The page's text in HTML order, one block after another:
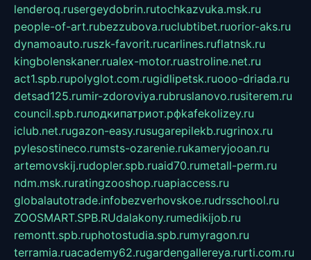
lenderoq.rusergeydobrin.rutochkazvuka.msk.ru
people-of-art.rubezzubova.ruclubtibet.ruorior-aks.ru
dynamoauto.ruszk-favorit.rucarlines.ruflatnsk.ru
kingbolenskaner.rualex-motor.ruastroline.net.ru
act1.spb.rupolyglot.com.rugidlipetsk.ruooo-driada.ru
detsad125.rumir-zdoroviya.rubruslanovo.rusiterem.ru
council.spb.ruлодкипатриот.рфkafekolizey.ru
iclub.net.rugazon-easy.rusugarepilekb.rugrinox.ru
pylesostineco.rumsts-ozarenie.rukameryjooan.ru
artemovskij.rudopler.spb.ruaid70.rumetall-perm.ru
ndm.msk.ruratingzooshop.ruapiaccess.ru
globalautotrade.infobezverhovskoe.rudrsschool.ru
ZOOSMART.SPB.RUdalakony.rumedikijob.ru
remontt.spb.ruphotostudia.spb.rumyragon.ru
terramia.ruacademy62.rugardengallereya.rurti.com.ru